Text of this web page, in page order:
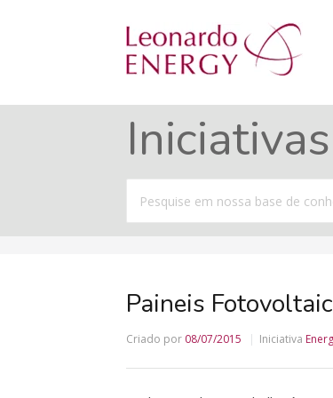
Iniciativas
por
Paineis
Criado por 08/07/2015 Iniciativa